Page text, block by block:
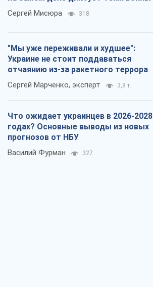
Сергей Мисюра 318
"Мы уже переживали и худшее":
Украине не стоит поддаваться
отчаянию из-за ракетного террора
Сергей Марченко, эксперт 3,8 т.
Что ожидает украинцев в 2026-2028
годах? Основные выводы из новых
прогнозов от НБУ
Василий Фурман 327